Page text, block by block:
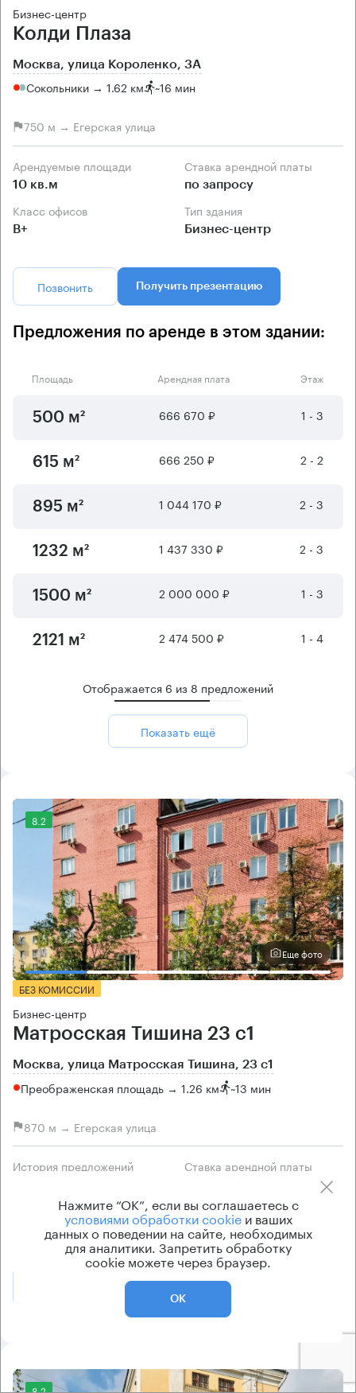
Бизнес-центр
Колди Плаза
Москва, улица Короленко, 3А
Сокольники → 1.62 км ~16 мин
750 м → Егерская улица
Арендуемые площади
10 кв.м
Ставка арендной платы
по запросу
Класс офисов
B+
Тип здания
Бизнес-центр
Позвонить Получить презентацию
Предложения по аренде в этом здании:
Площадь Арендная плата Этаж
500 м² 666 670 ₽ 1 - 3
615 м² 666 250 ₽ 2 - 2
895 м² 1 044 170 ₽ 2 - 3
1232 м² 1 437 330 ₽ 2 - 3
1500 м² 2 000 000 ₽ 1 - 3
2121 м² 2 474 500 ₽ 1 - 4
Отображается 6 из 8 предложений
Показать ещё
8.2
Еще фото
БЕЗ КОМИССИИ
Бизнес-центр
Матросская Тишина 23 с1
Москва, улица Матросская Тишина, 23 с1
Преображенская площадь → 1.26 км ~13 мин
870 м → Егерская улица
История предложений Ставка арендной платы
Класс офисов Тип здания
Офисное здание
Получить презентацию
Нажмите “ОК”, если вы соглашаетесь с
условиями обработки cookieи ваших
данных о поведении на сайте, необходимых
для аналитики. Запретить обработку
cookie можете через браузер.
ОК